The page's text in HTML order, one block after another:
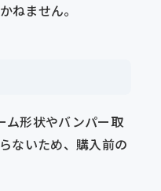
ねません。
ム形状やバンパー取
ないため、購入前の